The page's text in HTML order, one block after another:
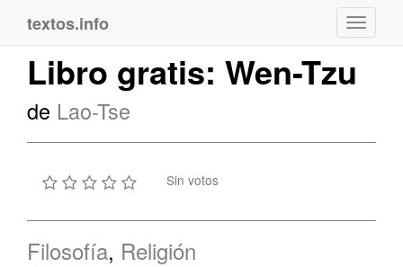
textos.info
Libro gratis: Wen-Tzu
de Lao-Tse
Sin votos
Filosofía, Religión